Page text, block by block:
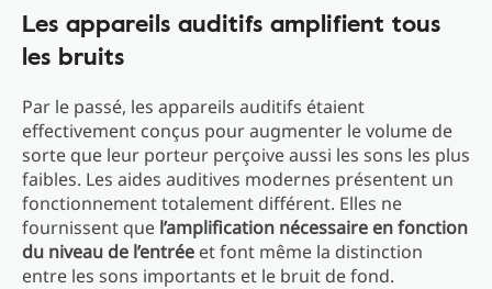
Les appareils auditifs amplifient tous
les bruits
Par le passé, les appareils auditifs étaient
effectivement conçus pour augmenter le volume de
sorte que leur porteur perçoive aussi les sons les plus
faibles. Les aides auditives modernes présentent un
fonctionnement totalement différent. Elles ne
fournissent que l’amplification nécessaire en fonction
du niveau de l’entrée et font même la distinction
entre les sons importants et le bruit de fond.